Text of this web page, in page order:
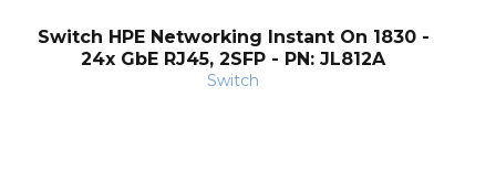
Switch HPE Networking Instant On 1830 -
24x GbE RJ45, 2SFP - PN: JL812A
Switch